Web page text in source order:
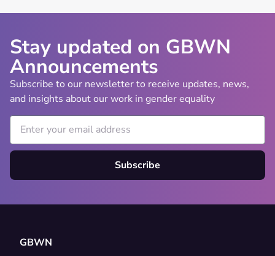
Stay updated on GBWN
Announcements
Subscribe to our newsletter to receive updates, news,
and insights about our work in gender equality
Subscribe
GBWN